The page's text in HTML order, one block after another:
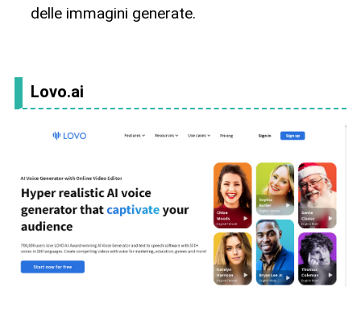
delle immagini generate.
Lovo.ai